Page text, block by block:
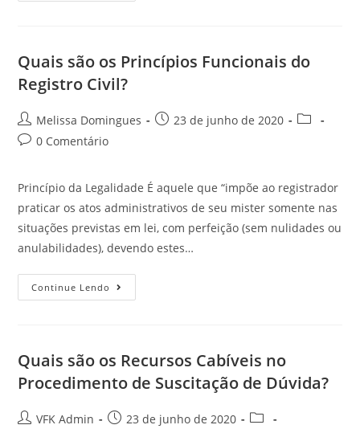
Quais são os Princípios Funcionais do
Registro Civil?
Melissa Domingues
23 de junho de 2020
0 Comentário
Princípio da Legalidade É aquele que “impõe ao registrador
praticar os atos administrativos de seu mister somente nas
situações previstas em lei, com perfeição (sem nulidades ou
anulabilidades), devendo estes…
Continue Lendo
Quais são os Recursos Cabíveis no
Procedimento de Suscitação de Dúvida?
VFK Admin
23 de junho de 2020